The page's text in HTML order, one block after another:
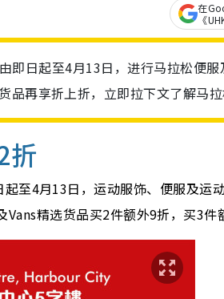
在
《
即日起至4月13日，进行马拉松便
再享折上折，立即拉下文了解马拉
折
至4月13日，运动服饰、便服及运
精选货品买2件额外9折，买3件